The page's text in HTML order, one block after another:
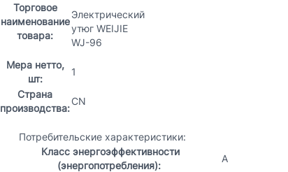
Торговое
наименование
товара:
Электрический
утюг WEIJIE
WJ-96
Мера нетто,
шт:
1
Страна
производства:
CN
Потребительские характеристики:
Класс энергоэффективности
(энергопотребления):
А